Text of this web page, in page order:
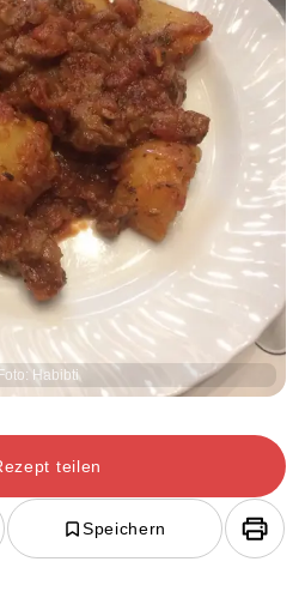
Foto: Habibti
teilen
Speichern